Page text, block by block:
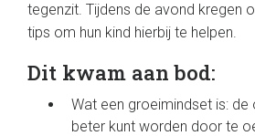
tegenzit. Tijdens de avond kregen
tips om hun kind hierbij te helpen.
Dit kwam aan bod:
Wat een groeimindset is: de
beter kunt worden door te